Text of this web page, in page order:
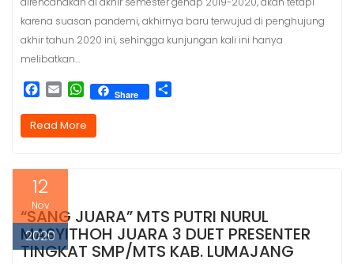
karena suasan pandemi, akhirnya baru terwujud di penghujung
akhir tahun 2020 ini, sehingga kunjungan kali ini hanya
melibatkan…
c
e
o
o
k
a
i
W
h
a
t
Share
Read More
12
Nov
2020
“SANG JUARA” MTS PUTRI NURUL
MASYITHOH JUARA 3 DUET PRESENTER
TINGKAT SMP/MTS KAB. LUMAJANG